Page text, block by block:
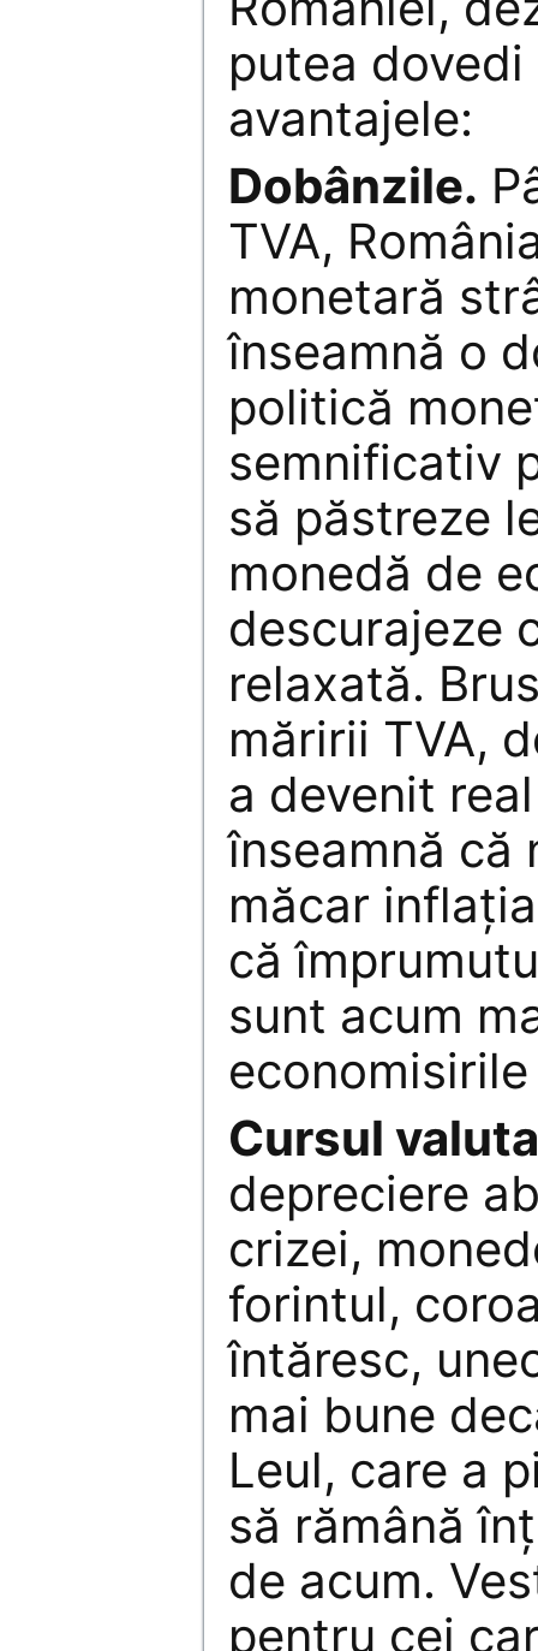
putea
avantajele:
Dobânzile.
TVA,
monetară
înseamnă o
politică
semnificativ
să păstreze
monedă de
descurajeze
relaxată.
măririi TVA,
a devenit
înseamnă că
măcar
că
sunt acum
Cursul
depreciere
crizei,
forintul,
întăresc,
mai bune
Leul, care a
să rămână
de acum.
pentru cei